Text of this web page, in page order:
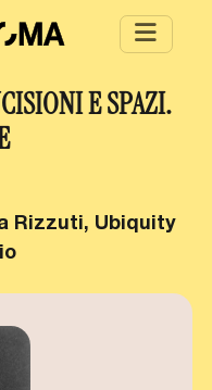
E SPAZI.
Rizzuti, Ubiquity